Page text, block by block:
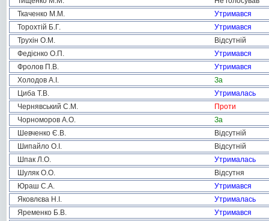
Ткаченко М.М.
Утримався
Торохтій Б.Г.
Утримався
Трухін О.М.
Відсутній
Федієнко О.П.
Утримався
Фролов П.В.
Утримався
Холодов А.І.
За
Циба Т.В.
Утрималась
Чернявський С.М.
Проти
Чорноморов А.О.
За
Шевченко Є.В.
Відсутній
Шипайло О.І.
Відсутній
Шпак Л.О.
Утрималась
Шуляк О.О.
Відсутня
Юраш С.А.
Утримався
Яковлєва Н.І.
Утрималась
Яременко Б.В.
Утримався